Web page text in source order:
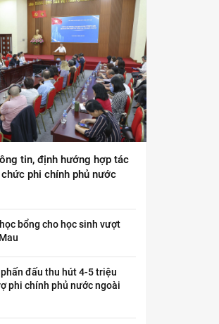
tin, định hướng hợp tác
phi chính phủ nước
bổng cho học sinh vượt
đấu thu hút 4-5 triệu
phi chính phủ nước ngoài